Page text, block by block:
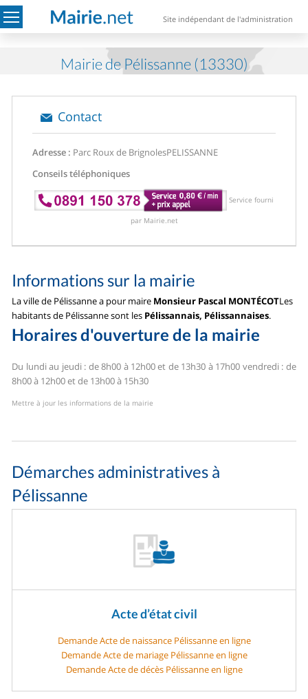
Site indépendant de l'administration
Mairie de Pélissanne (13330)
Contact
Adresse : Parc Roux de BrignolesPELISSANNE
Conseils téléphoniques
Service fourni
par Mairie.net
Informations sur la mairie
La ville de Pélissanne a pour maire Monsieur Pascal MONTÉCOTLes
habitants de Pélissanne sont les Pélissannais, Pélissannaises.
Horaires d'ouverture de la mairie
Du lundi au jeudi : de 8h00 à 12h00 et de 13h30 à 17h00 vendredi : de
8h00 à 12h00 et de 13h00 à 15h30
Mettre à jour les informations de la mairie
Démarches administratives à
Pélissanne
Acte d’état civil
Demande Acte de naissance Pélissanne en ligne
Demande Acte de mariage Pélissanne en ligne
Demande Acte de décès Pélissanne en ligne